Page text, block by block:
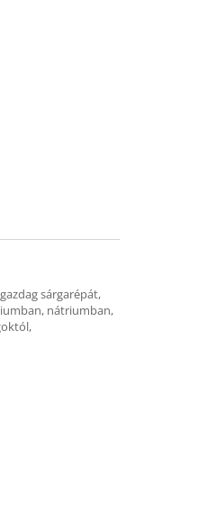
sárgarépát,
nátriumban,